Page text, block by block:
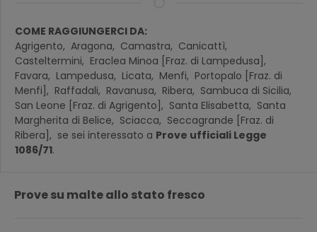
COME RAGGIUNGERCI DA:
Agrigento, Aragona, Camastra, Canicattì,
Casteltermini, Eraclea Minoa [Fraz. di Lampedusa],
Favara, Lampedusa, Licata, Menfi, Portopalo [Fraz. di
Menfi], Raffadali, Ravanusa, Ribera, Sambuca di Sicilia,
San Leone [Fraz. di Agrigento], Santa Elisabetta, Santa
Margherita di Belice, Sciacca, Seccagrande [Fraz. di
Ribera], se sei interessato a Prove ufficiali Legge
1086/71.
Prove su malte allo stato fresco